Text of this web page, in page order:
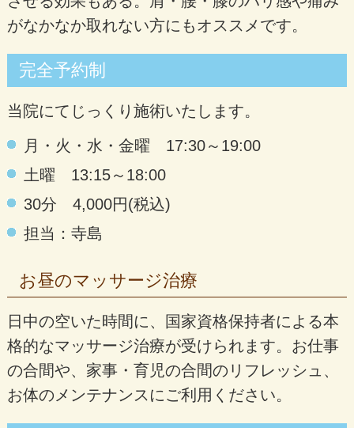
がなかなか取れない方にもオススメです。
完全予約制
当院にてじっくり施術いたします。
月・火・水・金曜 17:30～19:00
土曜 13:15～18:00
30分 4,000円(税込)
担当：寺島
お昼のマッサージ治療
日中の空いた時間に、国家資格保持者による本
格的なマッサージ治療が受けられます。お仕事
の合間や、家事・育児の合間のリフレッシュ、
お体のメンテナンスにご利用ください。